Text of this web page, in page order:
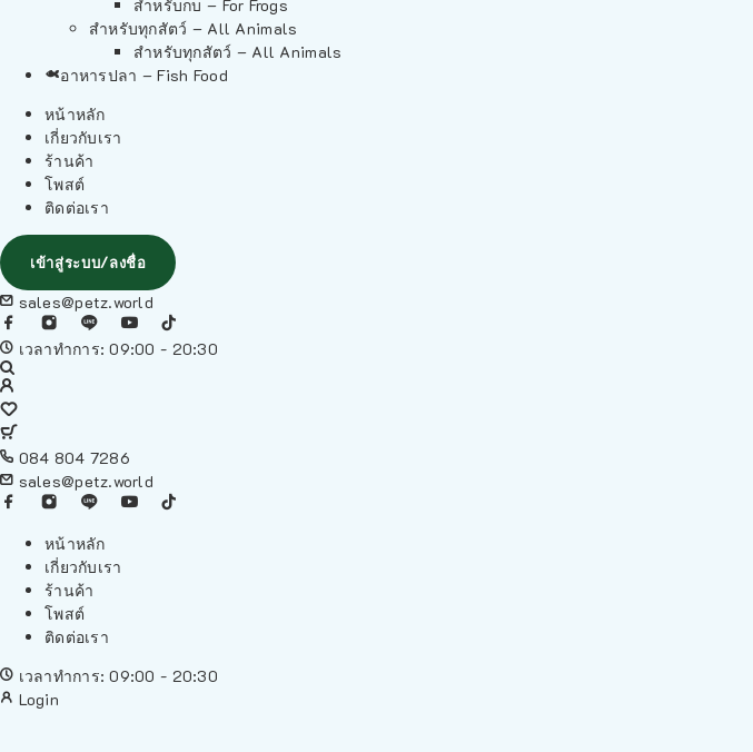
สำหรับกบ – For Frogs
สำหรับทุกสัตว์ – All Animals
สำหรับทุกสัตว์ – All Animals
อาหารปลา – Fish Food
หน้าหลัก
เกี่ยวกับเรา
ร้านค้า
โพสต์
ติดต่อเรา
เข้าสู่ระบบ/ลงชื่อ
sales@petz.world
เวลาทำการ: 09:00 - 20:30
084 804 7286
sales@petz.world
หน้าหลัก
เกี่ยวกับเรา
ร้านค้า
โพสต์
ติดต่อเรา
เวลาทำการ: 09:00 - 20:30
Login